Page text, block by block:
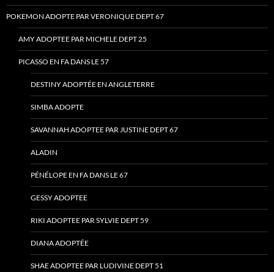
POKEMON ADOPTE PAR VERONIQUE DEPT 67
AMY ADOPTEE PAR MICHELE DEPT 25
PICASSO EN FA DANS LE 57
DESTINY ADOPTÉE EN ANGLETERRE
SIMBA ADOPTE
SAVANNAH ADOPTEE PAR JUSTINE DEPT 67
ALADIN
PÉNÉLOPE EN FA DANS LE 67
GESSY ADOPTEE
RIKI ADOPTEE PAR SYLVIE DEPT 59
DIANA ADOPTÉE
SHAE ADOPTEE PAR LUDIVINE DEPT 51